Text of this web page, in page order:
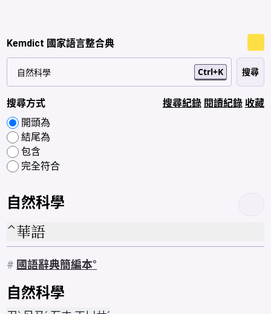
Kemdict 國家語言整合典
Ctrl+K
搜尋方式
開頭為
結尾為
包含
完全符合
搜尋紀錄 閱讀紀錄 收藏
自然科學
華語
# 國語辭典簡編本
自然科學